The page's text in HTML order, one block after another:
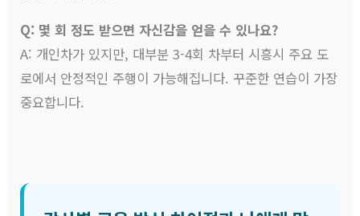
Q: 몇 회 정도 받으면 자신감을 얻을 수 있나요?
A: 개인차가 있지만, 대부분 3-4회 차부터 시흥시 주요 도
로에서 안정적인 주행이 가능해집니다. 꾸준한 연습이 가장
중요합니다.